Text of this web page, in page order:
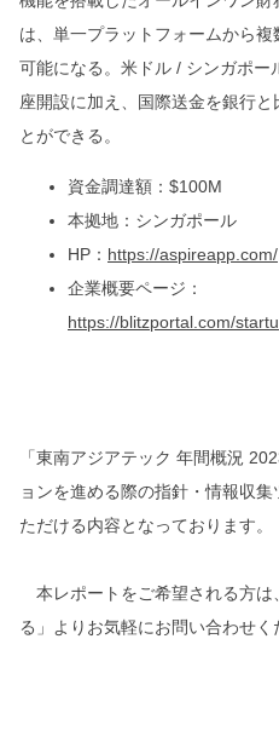
は、単一プラットフォームから
可能になる。米ドル / シンガポー
座開設に加え、国際送金を銀行
とができる。
資金調達額：$100M
本拠地：シンガポール
HP： https://aspireapp.com/
企業概要ページ：
https://blitzportal.com/
「東南アジアテック 年間概況
ョンを進める際の指針・情報収
ただける内容となっております。
本レポートをご希望される方は
る」よりお気軽にお問い合わせく